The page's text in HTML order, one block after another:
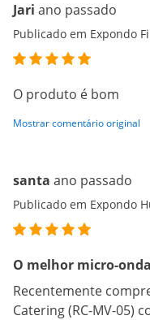
Jari ano passado
Publicado em Expondo
O produto é bom
Mostrar comentário original
santa ano passado
Publicado em Expondo
O melhor micro-
Recentemente
Catering (RC-MV-05)